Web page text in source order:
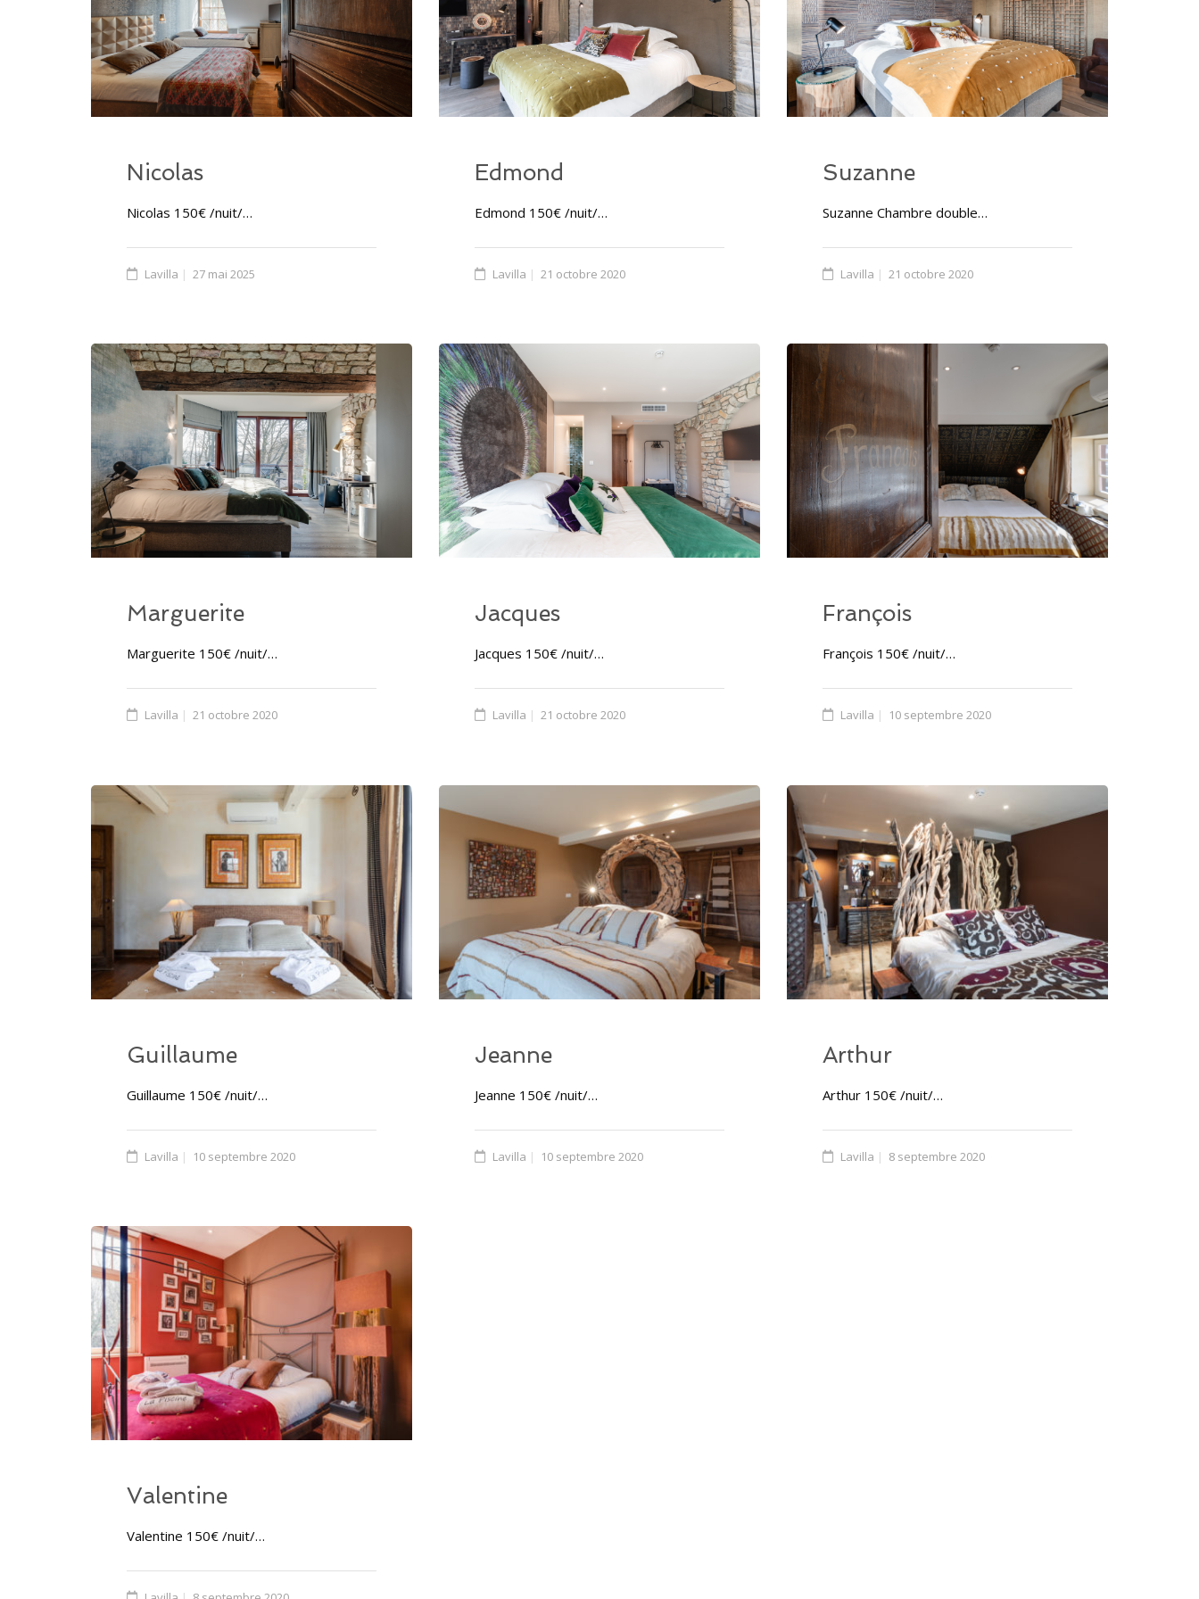
Nicolas
Nicolas 150€ /nuit/…
Lavilla 27 mai 2025
Edmond
Edmond 150€ /nuit/…
Lavilla 21 octobre 2020
Suzanne
Suzanne Chambre double…
Lavilla 21 octobre 2020
Marguerite
Marguerite 150€ /nuit/…
Lavilla 21 octobre 2020
Jacques
Jacques 150€ /nuit/…
Lavilla 21 octobre 2020
François
François 150€ /nuit/…
Lavilla 10 septembre 2020
Guillaume
Guillaume 150€ /nuit/…
Lavilla 10 septembre 2020
Jeanne
Jeanne 150€ /nuit/…
Lavilla 10 septembre 2020
Arthur
Arthur 150€ /nuit/…
Lavilla 8 septembre 2020
Valentine
Valentine 150€ /nuit/…